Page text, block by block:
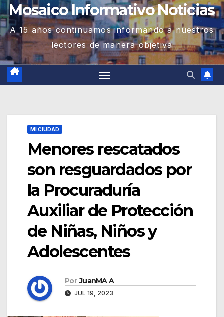
Mosaico Informativo Noticias
A 15 años continuamos informando a nuestros
lectores de manera objetiva
MI CIUDAD
Menores rescatados
son resguardados por
la Procuraduría
Auxiliar de Protección
de Niñas, Niños y
Adolescentes
Por JuanMA A
JUL 19, 2023